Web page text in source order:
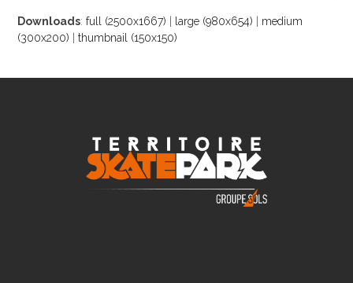
Downloads:full (2500x1667) large (980x654)
medium
(300x200) |thumbnail (150x150)